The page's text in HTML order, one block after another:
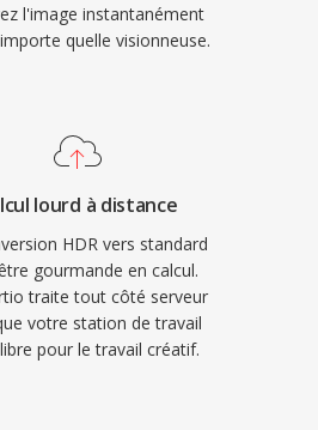
l'image instantanément
quelle visionneuse.
lourd à distance
HDR vers standard
gourmande en calcul.
traite tout côté serveur
votre station de travail
pour le travail créatif.